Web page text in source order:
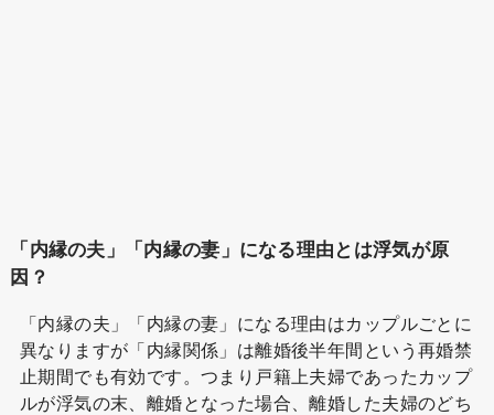
「内縁の夫」「内縁の妻」になる理由とは浮気が原
因？
「内縁の夫」「内縁の妻」になる理由はカップルごとに
異なりますが「内縁関係」は離婚後半年間という再婚禁
止期間でも有効です。つまり戸籍上夫婦であったカップ
ルが浮気の末、離婚となった場合、離婚した夫婦のどち